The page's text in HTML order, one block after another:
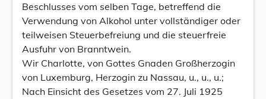
Beschlusses vom selben Tage, betreffend die
Verwendung von Alkohol unter vollständiger oder
teilweisen Steuerbefreiung und die steuerfreie
Ausfuhr von Branntwein.
Wir Charlotte, von Gottes Gnaden Großherzogin
von Luxemburg, Herzogin zu Nassau, u., u., u.;
Nach Einsicht des Gesetzes vom 27. Juli 1925